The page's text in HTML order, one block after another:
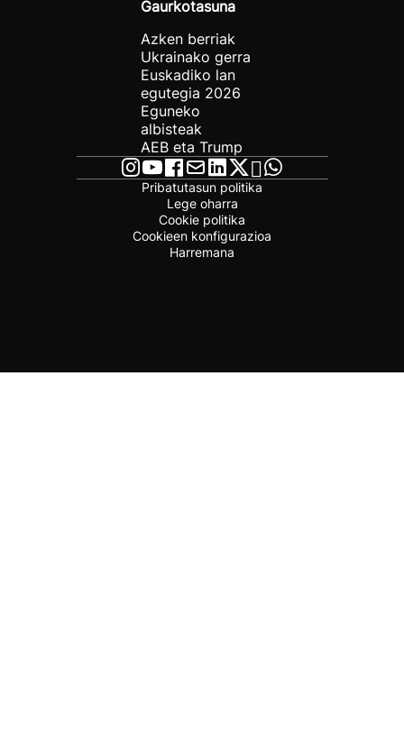
Gaurkotasuna
Azken berriak
Ukrainako gerra
Euskadiko lan
egutegia 2026
Eguneko
albisteak
AEB eta Trump
Pribatutasun politika
Lege oharra
Cookie politika
Cookieen konfigurazioa
Harremana